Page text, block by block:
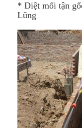
* Diệt mối tận
Lũng